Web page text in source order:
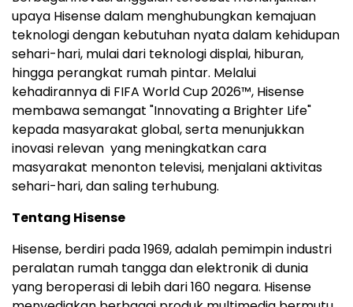
upaya Hisense dalam menghubungkan kemajuan
teknologi dengan kebutuhan nyata dalam kehidupan
sehari-hari, mulai dari teknologi displai, hiburan,
hingga perangkat rumah pintar. Melalui
kehadirannya di FIFA World Cup 2026™, Hisense
membawa semangat "Innovating a Brighter Life"
kepada masyarakat global, serta menunjukkan
inovasi relevan yang meningkatkan cara
masyarakat menonton televisi, menjalani aktivitas
sehari-hari, dan saling terhubung.
Tentang Hisense
Hisense, berdiri pada 1969, adalah pemimpin industri
peralatan rumah tangga dan elektronik di dunia
yang beroperasi di lebih dari 160 negara. Hisense